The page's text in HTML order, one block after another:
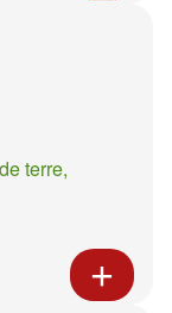
terre,